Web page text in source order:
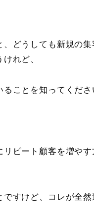
、どうしても新規の集
れど、
ことを知ってくださ
ピート顧客を増やす
ですけど、コレが全然